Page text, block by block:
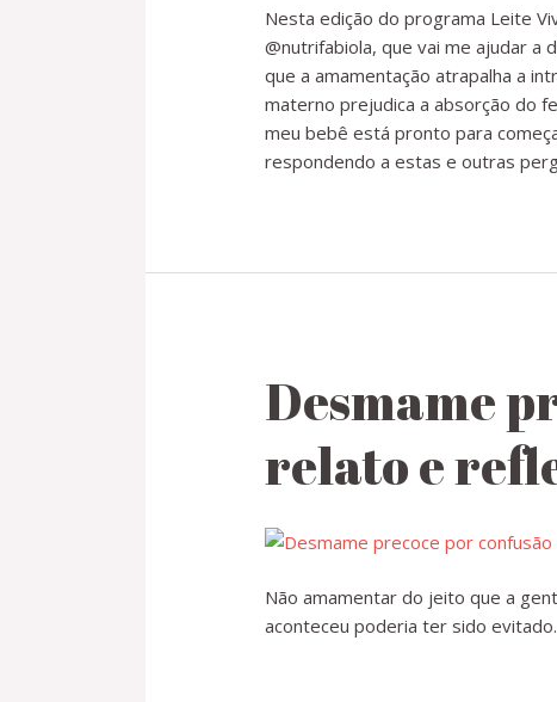
Nesta edição do programa Leite
@nutrifabiola, que vai me ajudar a
que a amamentação atrapalha a
materno prejudica a absorção do
meu bebê está pronto para
respondendo a estas e outras
Desmame
relato e
Não amamentar do jeito que a
aconteceu poderia ter sido evitado.